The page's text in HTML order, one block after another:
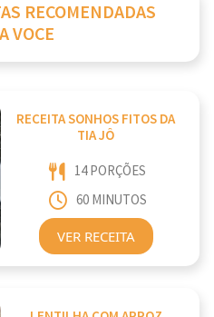
RECOMENDADAS
VOCE
RECEITA SONHOS FITOS DA
TIA JÔ
14 PORÇÕES
60 MINUTOS
VER RECEITA